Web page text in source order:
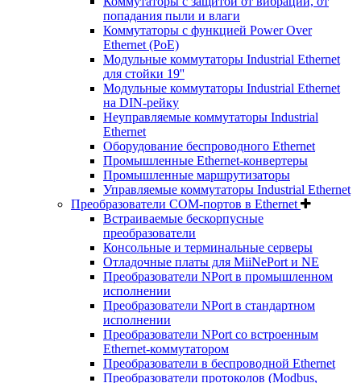
попадания пыли и влаги
Коммутаторы с функцией Power Over
Ethernet (PoE)
Модульные коммутаторы Industrial Ethernet
для стойки 19''
Модульные коммутаторы Industrial Ethernet
на DIN-рейку
Неуправляемые коммутаторы Industrial
Ethernet
Оборудование беспроводного Ethernet
Промышленные Ethernet-конвертеры
Промышленные маршрутизаторы
Управляемые коммутаторы Industrial Ethernet
Преобразователи COM-портов в Ethernet
Встраиваемые бескорпусные
преобразователи
Консольные и терминальные серверы
Отладочные платы для MiiNePort и NE
Преобразователи NPort в промышленном
исполнении
Преобразователи NPort в стандартном
исполнении
Преобразователи NPort со встроенным
Ethernet-коммутатором
Преобразователи в беспроводной Ethernet
Преобразователи протоколов (Modbus,